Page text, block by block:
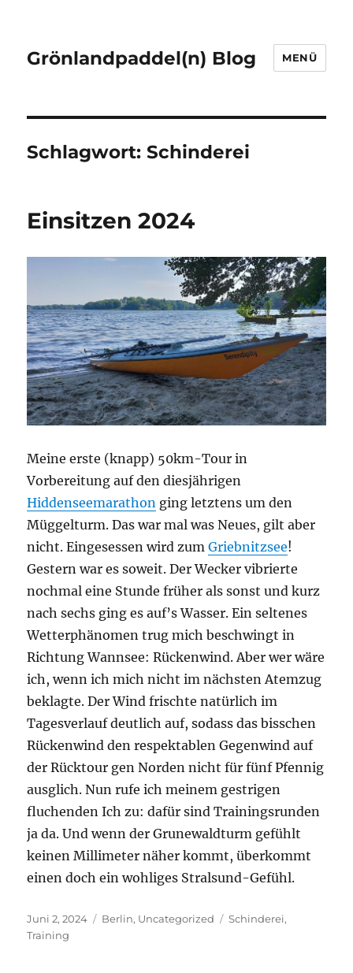
Grönlandpaddel(n) Blog MENÜ
Schlagwort:Schinderei
Einsitzen 2024
Meine erste (knapp) 50km-Tour in
Vorbereitung auf den diesjährigen
Hiddenseemarathon ging letztens um den
Müggelturm. Das war mal was Neues, gilt aber
nicht. Eingesessen wird zumGriebnitzsee!
Gestern war es soweit. Der Wecker vibrierte
nochmal eine Stunde früher als sonst und kurz
nach sechs ging es auf’s Wasser. Ein seltenes
Wetterphänomen trug mich beschwingt in
Richtung Wannsee: Rückenwind. Aber wer wäre
ich, wenn ich mich nicht im nächsten Atemzug
beklagte. Der Wind frischte natürlich im
Tagesverlauf deutlich auf, sodass das bisschen
Rückenwind den respektablen Gegenwind auf
der Rücktour gen Norden nicht für fünf Pfennig
ausglich. Nun rufe ich meinem gestrigen
fluchenden Ich zu: dafür sind Trainingsrunden
ja da. Und wenn der Grunewaldturm gefühlt
keinen Millimeter näher kommt, überkommt
einen doch ein wohliges Stralsund-Gefühl.
Veröffentlicht
am
Juni 2, 2024 Kategorien
Berlin, Uncategorized Schlagwörter
Schinderei,
Training